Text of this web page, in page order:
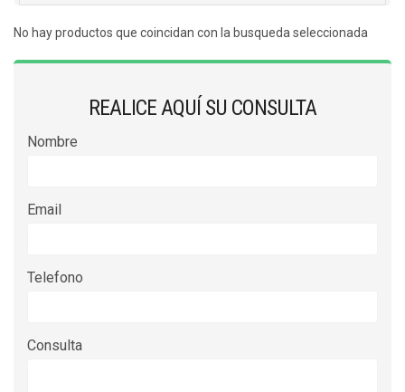
No hay productos que coincidan con la busqueda seleccionada
REALICE AQUÍ SU CONSULTA
Nombre
Email
Telefono
Consulta